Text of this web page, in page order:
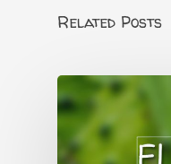
Related Posts